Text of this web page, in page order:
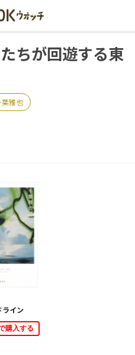
ちが回遊する東
葉雅也
ライン
購入する